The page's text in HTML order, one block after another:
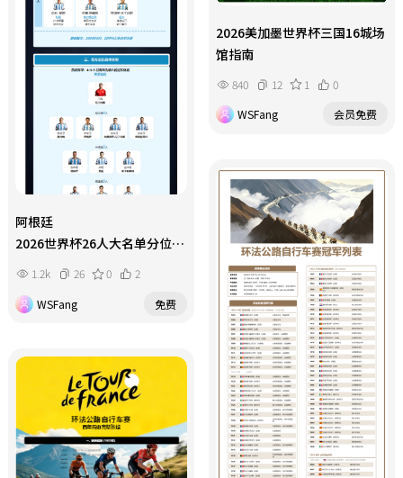
2026美加墨世界杯三国16城场
馆指南
840 12 1
0
WSFang
会员免费
阿根廷
2026世界杯26人大名单分位置
阵容全解析
1.2k 26 0
2
WSFang
免费